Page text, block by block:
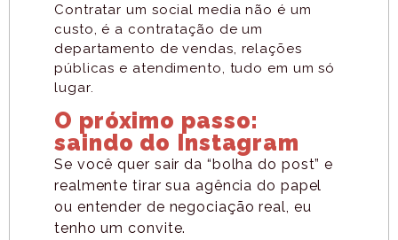
Contratar um social media não é um
custo, é a contratação de um
departamento de vendas, relações
públicas e atendimento, tudo em um só
lugar.
O próximo passo:
saindo do Instagram
Se você quer sair da “bolha do post” e
realmente tirar sua agência do papel
ou entender de negociação real, eu
tenho um convite.